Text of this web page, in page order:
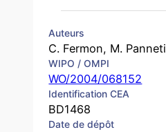
Auteurs
C. Fermon, M.
WIPO / OMPI
WO/2004/068152
Identification CEA
BD1468
Date de dépôt